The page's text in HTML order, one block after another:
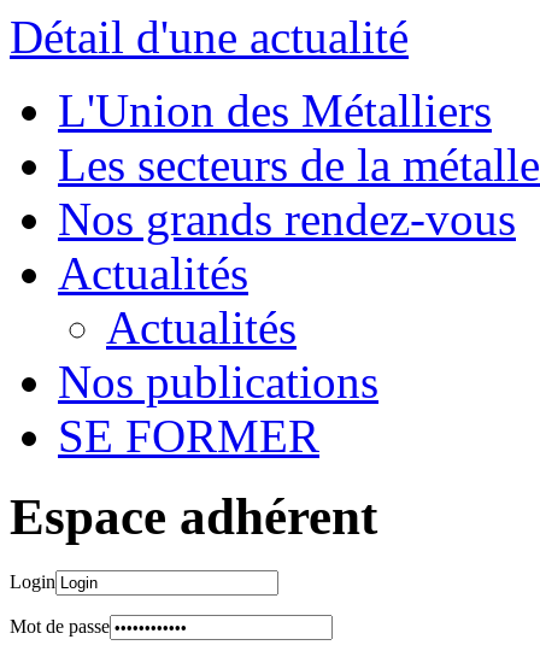
Détail d'une actualité
L'Union des Métalliers
Les secteurs de la
Nos grands rendez-vous
Actualités
Actualités
Nos publications
SE FORMER
Espace adhérent
Login
Mot de passe